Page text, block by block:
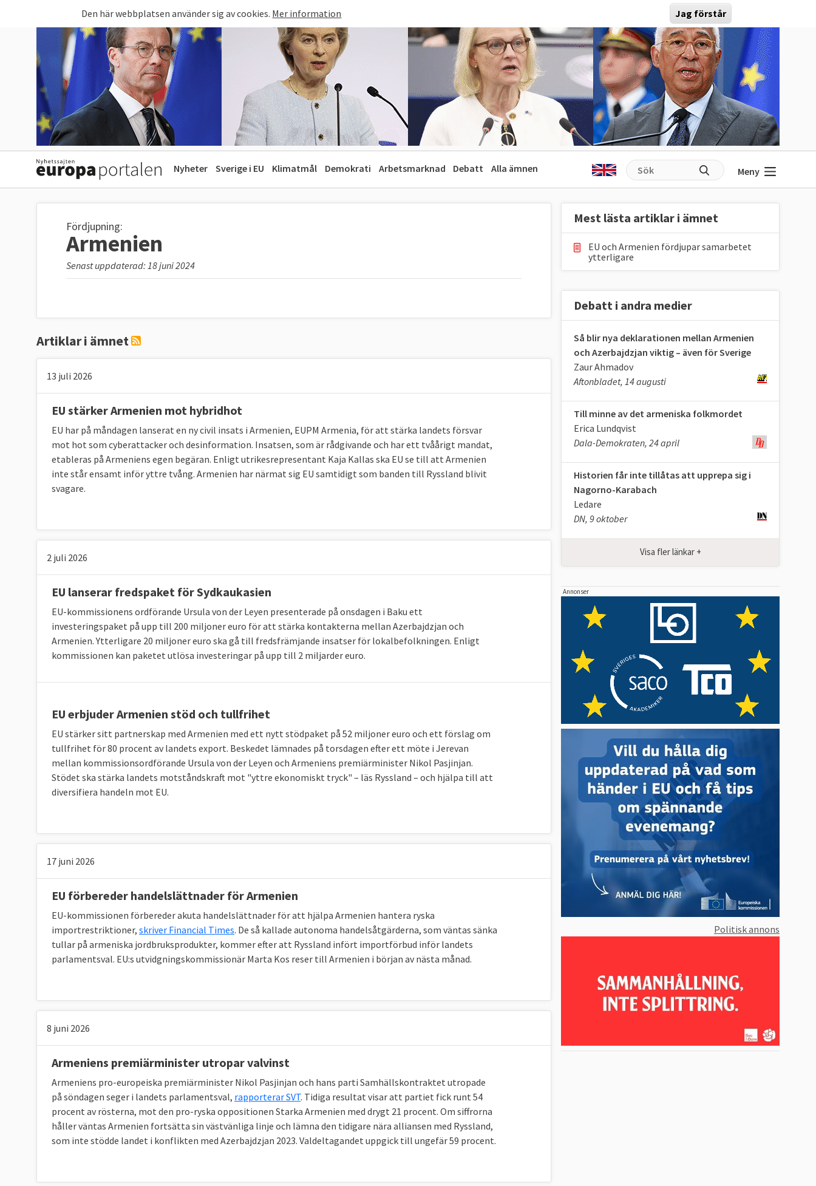
Den här webbplatsen använder sig av cookies. Mer information Jag förstår
Nyheter Sverige i EU Klimatmål Demokrati Arbetsmarknad Debatt Alla ämnen Meny
Fördjupning:
Armenien
Senast uppdaterad: 18 juni 2024
Artiklar i ämnet
13 juli 2026
EU stärker Armenien mot hybridhot
EU har på måndagen lanserat en ny civil insats i Armenien, EUPM Armenia, för att stärka landets försvar
mot hot som cyberattacker och desinformation. Insatsen, som är rådgivande och har ett tvåårigt mandat,
etableras på Armeniens egen begäran. Enligt utrikesrepresentant Kaja Kallas ska EU se till att Armenien
inte står ensamt inför yttre tvång. Armenien har närmat sig EU samtidigt som banden till Ryssland blivit
svagare.
2 juli 2026
EU lanserar fredspaket för Sydkaukasien
EU-kommissionens ordförande Ursula von der Leyen presenterade på onsdagen i Baku ett
investeringspaket på upp till 200 miljoner euro för att stärka kontakterna mellan Azerbajdzjan och
Armenien. Ytterligare 20 miljoner euro ska gå till fredsfrämjande insatser för lokalbefolkningen. Enligt
kommissionen kan paketet utlösa investeringar på upp till 2 miljarder euro.
EU erbjuder Armenien stöd och tullfrihet
EU stärker sitt partnerskap med Armenien med ett nytt stödpaket på 52 miljoner euro och ett förslag om
tullfrihet för 80 procent av landets export. Beskedet lämnades på torsdagen efter ett möte i Jerevan
mellan kommissionsordförande Ursula von der Leyen och Armeniens premiärminister Nikol Pasjinjan.
Stödet ska stärka landets motståndskraft mot "yttre ekonomiskt tryck" – läs Ryssland – och hjälpa till att
diversifiera handeln mot EU.
17 juni 2026
EU förbereder handelslättnader för Armenien
EU-kommissionen förbereder akuta handelslättnader för att hjälpa Armenien hantera ryska
importrestriktioner, skriver Financial Times. De så kallade autonoma handelsåtgärderna, som väntas sänka
tullar på armeniska jordbruksprodukter, kommer efter att Ryssland infört importförbud inför landets
parlamentsval. EU:s utvidgningskommissionär Marta Kos reser till Armenien i början av nästa månad.
8 juni 2026
Armeniens premiärminister utropar valvinst
Armeniens pro-europeiska premiärminister Nikol Pasjinjan och hans parti Samhällskontraktet utropade
på söndagen seger i landets parlamentsval, rapporterar SVT. Tidiga resultat visar att partiet fick runt 54
procent av rösterna, mot den pro-ryska oppositionen Starka Armenien med drygt 21 procent. Om siffrorna
håller väntas Armenien fortsätta sin västvänliga linje och lämna den tidigare nära alliansen med Ryssland,
som inte stödde landet i konflikten med Azerbajdzjan 2023. Valdeltagandet uppgick till ungefär 59 procent.
Mest lästa artiklar i ämnet
EU och Armenien fördjupar samarbetet
ytterligare
Debatt i andra medier
Så blir nya deklarationen mellan Armenien
och Azerbajdzjan viktig – även för Sverige
Zaur Ahmadov
Aftonbladet, 14 augusti
Till minne av det armeniska folkmordet
Erica Lundqvist
Dala-Demokraten, 24 april
Historien får inte tillåtas att upprepa sig i
Nagorno-Karabach
Ledare
DN, 9 oktober
Visa fler länkar +
Annonser
Politisk annons